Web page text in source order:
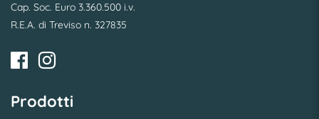
Cap. Soc. Euro 3.360.500 i.v.
R.E.A. di Treviso n. 327835
Prodotti